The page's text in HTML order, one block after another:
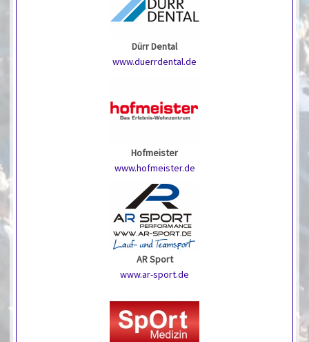
Dürr Dental
www.duerrdental.de
Hofmeister
www.hofmeister.de
AR Sport
www.ar-sport.de